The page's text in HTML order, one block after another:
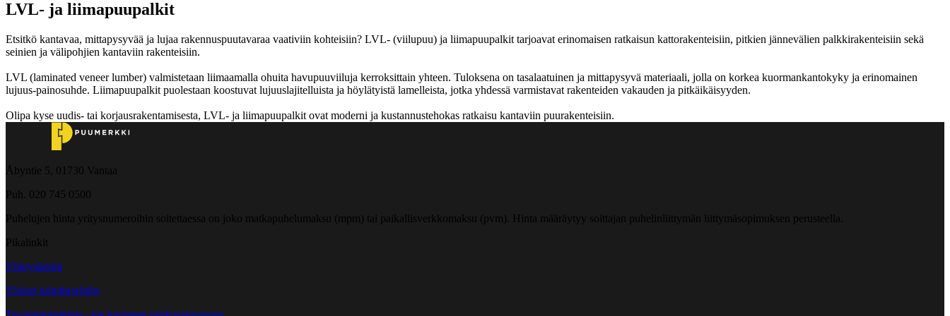
LVL- ja liimapuupalkit
Etsitkö kantavaa, mittapysyvää ja lujaa rakennuspuutavaraa vaativiin kohteisiin? LVL- (viilupuu) ja liimapuupalkit tarjoavat erinomaisen ratkaisun kattorakenteisiin, pitkien jännevälien palkkirakenteisiin sekä
seinien ja välipohjien kantaviin rakenteisiin.
LVL (laminated veneer lumber) valmistetaan liimaamalla ohuita havupuuviiluja kerroksittain yhteen. Tuloksena on tasalaatuinen ja mittapysyvä materiaali, jolla on korkea kuormankantokyky ja erinomainen
lujuus-painosuhde. Liimapuupalkit puolestaan koostuvat lujuuslajitelluista ja höylätyistä lamelleista, jotka yhdessä varmistavat rakenteiden vakauden ja pitkäikäisyyden.
Olipa kyse uudis- tai korjausrakentamisesta, LVL- ja liimapuupalkit ovat moderni ja kustannustehokas ratkaisu kantaviin puurakenteisiin.
Åbyntie 5, 01730 Vantaa
Puh. 020 745 0500
Puhelujen hinta yritysnumeroihin soitettaessa on joko matkapuhelumaksu (mpm) tai paikallisverkkomaksu (pvm). Hinta määräytyy soittajan puhelinliittymän liittymäsopimuksen perusteella.
Pikalinkit
Yhteystiedot
Yleiset toimitusehdot